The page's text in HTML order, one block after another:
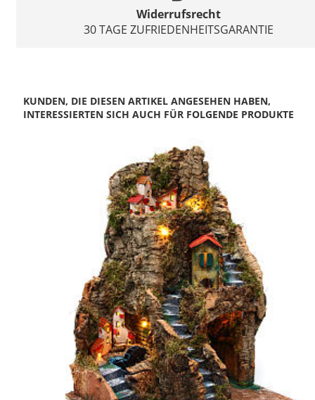
Widerrufsrecht
30 TAGE ZUFRIEDENHEITSGARANTIE
KUNDEN, DIE DIESEN ARTIKEL ANGESEHEN HABEN,
INTERESSIERTEN SICH AUCH FÜR FOLGENDE PRODUKTE